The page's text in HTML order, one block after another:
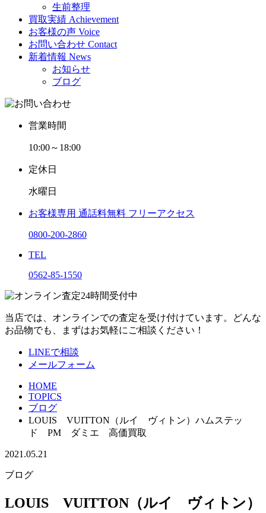
生前整理
買取実績 Achievement
お客様の声 Voice
お問い合わせ Contact
新着情報 News
お知らせ
ブログ
営業時間
10:00～18:00
定休日
水曜日
お客様専用 通話料無料 フリーアクセス
0800-200-2860
TEL
0562-85-1550
当店では、オンラインでの査定を受け付けています。どんな
お品物でも、まずはお気軽にご相談ください！
LINEで相談
メールフォーム
HOME
TOPICS
ブログ
LOUIS VUITTON（ルイ ヴィトン）ハムステッ
ド PM ダミエ 高価買取
2021.05.21
ブログ
LOUIS VUITTON（ルイ ヴィトン）